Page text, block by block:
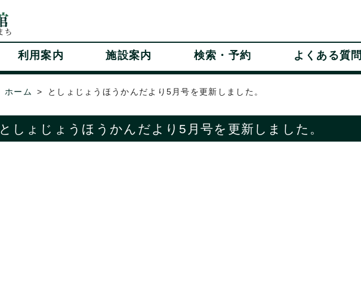
利用案内 施設案内 検索・予約 よくある質問
ホーム としょじょうほうかんだより5月号を更新しました。
としょじょうほうかんだより5月号を更新しました。